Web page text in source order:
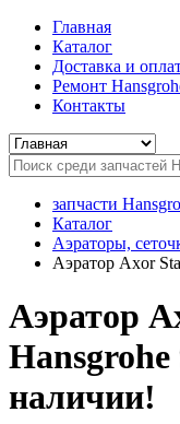
Главная
Каталог
Доставка и
Ремонт
Контакты
запчасти
Каталог
Аэраторы,
Аэратор Axor
Аэратор
Hansgrohe
наличии!